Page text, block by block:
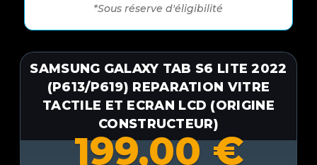
*Sous réserve d'éligibilité
SAMSUNG GALAXY TAB S6 LITE 2022
(P613/P619) REPARATION VITRE
TACTILE ET ECRAN LCD (ORIGINE
CONSTRUCTEUR)
199,00€